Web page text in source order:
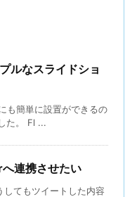
ルなスライドショ
も簡単に設置ができるの
た。 Fl ...
連携させたい
てもツイートした内容